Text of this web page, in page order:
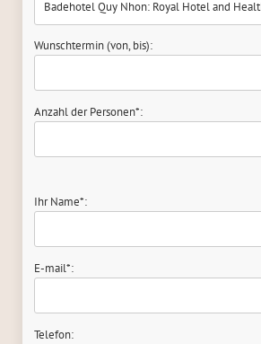
Wunschtermin (von, bis):
Anzahl der Personen*:
Ihr Name*:
E-mail*:
Telefon: